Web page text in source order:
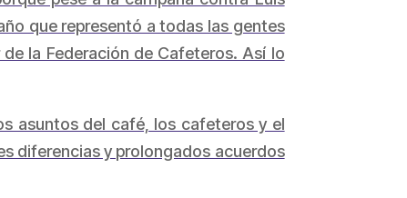
que representó a todas las gentes
la Federación de Cafeteros. Así lo
asuntos del café, los cafeteros y el
diferencias y prolongados acuerdos